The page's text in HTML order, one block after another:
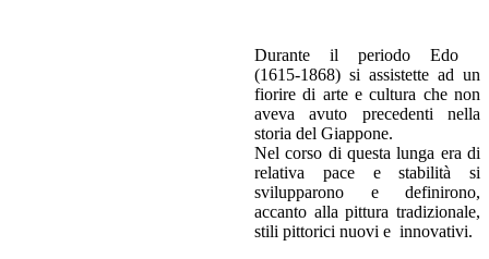
Durante il periodo Edo
(1615-1868) si assistette ad un
fiorire di arte e cultura che non
aveva avuto precedenti nella
storia del Giappone.
Nel corso di questa lunga era di
relativa pace e stabilità si
svilupparono e definirono,
accanto alla pittura tradizionale,
stili pittorici nuovi e innovativi.